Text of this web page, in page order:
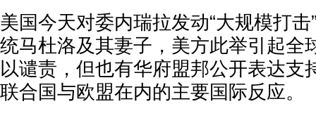
美国今天对委内瑞拉发动“大规模打
统马杜洛及其妻子，美方此举引起全
以谴责，但也有华府盟邦公开表达支
联合国与欧盟在内的主要国际反应。